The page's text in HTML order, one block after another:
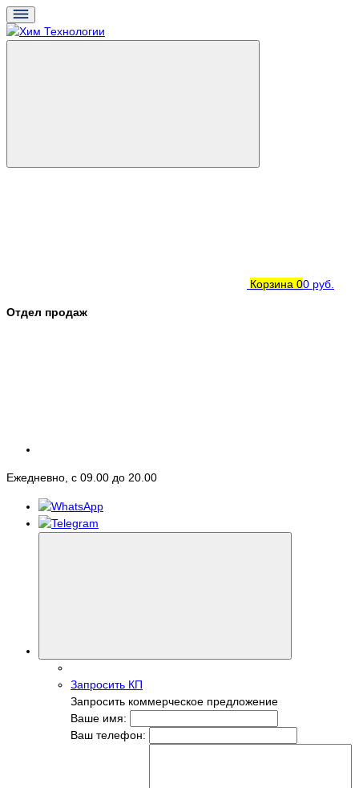
Корзина 00 руб.
Отдел продаж
Ежедневно, с 09.00 до 20.00
Запросить КП
Запросить коммерческое предложение
Ваше имя:
Ваш телефон: